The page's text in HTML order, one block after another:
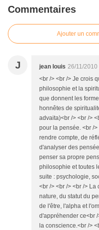
Commentaires
Ajouter un
J jean louis 26/11/2010
<br /> <br /> Je crois
philosophie et la
que donnent les
honnêtes de
advaita)<br /> <br />
pour la pensée. <br /
rendre compte, de
d'analyser des
penser sa propre
philosophie et toutes
suite : psychologie,
<br /> <br /> <br />
nature, du statut du
de l'être, l'alpha et
d'appréhender ce<br
la conscience.<br />